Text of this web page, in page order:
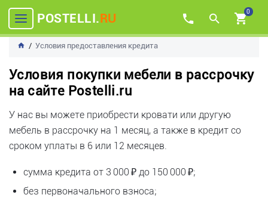
POSTELLI.RU 0
Условия предоставления кредита
Условия покупки мебели в рассрочку
на сайте Postelli.ru
У нас вы можете приобрести кровати или другую
мебель в рассрочку на 1 месяц, а также в кредит со
сроком уплаты в 6 или 12 месяцев.
сумма кредита от 3 000 ₽ до 150 000 ₽;
без первоначального взноса;